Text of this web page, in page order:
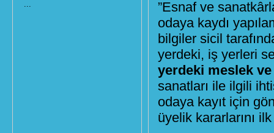
...
”Esnaf ve
odaya kaydı
bilgiler sicil
yerdeki, iş yerleri
yerdeki meslek
sanatları ile ilgili
odaya kayıt için
üyelik kararlarını